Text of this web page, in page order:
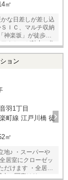
㎡
ーリング ・建
セントクロス
予定）
ョン
羽1丁目
町線 江戸川橋 徒
㎡
地♪ ・スーパーや
居室にクローゼッ
だけます ・全居室